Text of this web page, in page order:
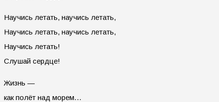
Научись летать, научись летать,
Научись летать, научись летать,
Научись летать!
Слушай сердце!
Жизнь —
как полёт над морем…